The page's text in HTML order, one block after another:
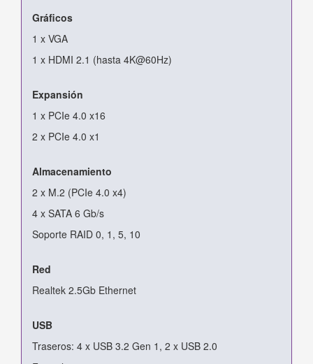
Gráficos
1 x VGA
1 x HDMI 2.1 (hasta 4K@60Hz)
Expansión
1 x PCIe 4.0 x16
2 x PCIe 4.0 x1
Almacenamiento
2 x M.2 (PCIe 4.0 x4)
4 x SATA 6 Gb/s
Soporte RAID 0, 1, 5, 10
Red
Realtek 2.5Gb Ethernet
USB
Traseros: 4 x USB 3.2 Gen 1, 2 x USB 2.0